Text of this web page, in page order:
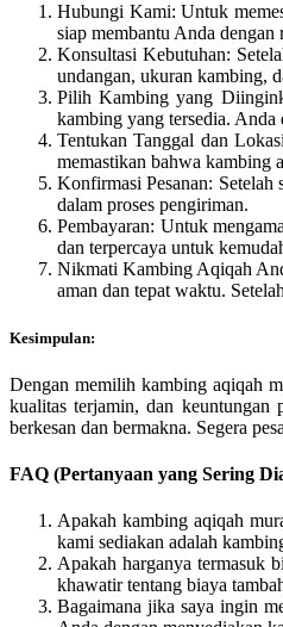
Hubungi Kami: Untuk
siap membantu Anda dengan
Konsultasi Kebutuhan:
undangan, ukuran kambing,
Pilih Kambing yang
kambing yang tersedia. Anda
Tentukan Tanggal dan
memastikan bahwa kambing
Konfirmasi Pesanan: Setelah
dalam proses pengiriman.
Pembayaran: Untuk
dan terpercaya untuk
Nikmati Kambing Aqiqah
aman dan tepat waktu.
Kesimpulan:
Dengan memilih kambing aqiqah
kualitas terjamin, dan keuntungan
berkesan dan bermakna. Segera
FAQ (Pertanyaan yang Sering
Apakah kambing aqiqah
kami sediakan adalah
Apakah harganya termasuk
khawatir tentang biaya
Bagaimana jika saya ingin